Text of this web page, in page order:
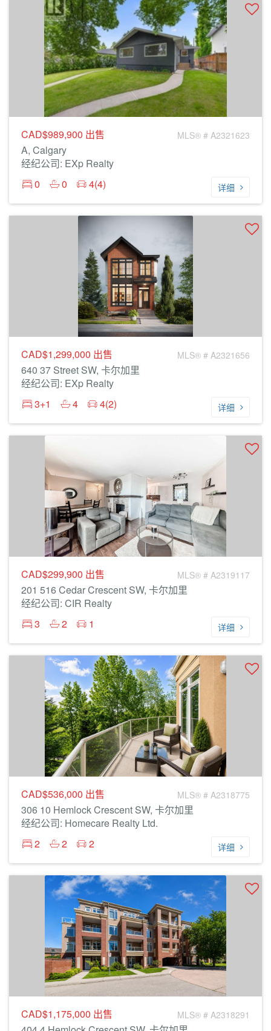
CAD$989,900 出售 MLS® # A2321623
A, Calgary
经纪公司: EXp Realty
0
0 4(4) 详细
CAD$1,299,000 出售 MLS® # A2321656
640 37 Street SW, 卡尔加里
经纪公司: EXp Realty
3+1
4 4(2) 详细
CAD$299,900 出售 MLS® # A2319117
201 516 Cedar Crescent SW, 卡尔加里
经纪公司: CIR Realty
3
2 1 详细
CAD$536,000 出售 MLS® # A2318775
306 10 Hemlock Crescent SW, 卡尔加里
经纪公司: Homecare Realty Ltd.
2
2 2 详细
CAD$1,175,000 出售 MLS® # A2318291